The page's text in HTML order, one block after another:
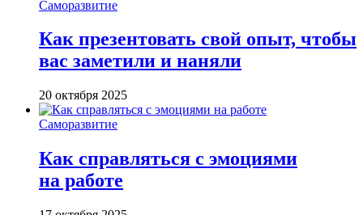
Саморазвитие
Как презентовать свой опыт, чтобы
вас заметили и наняли
20 октября 2025
Саморазвитие
Как справляться с эмоциями
на работе